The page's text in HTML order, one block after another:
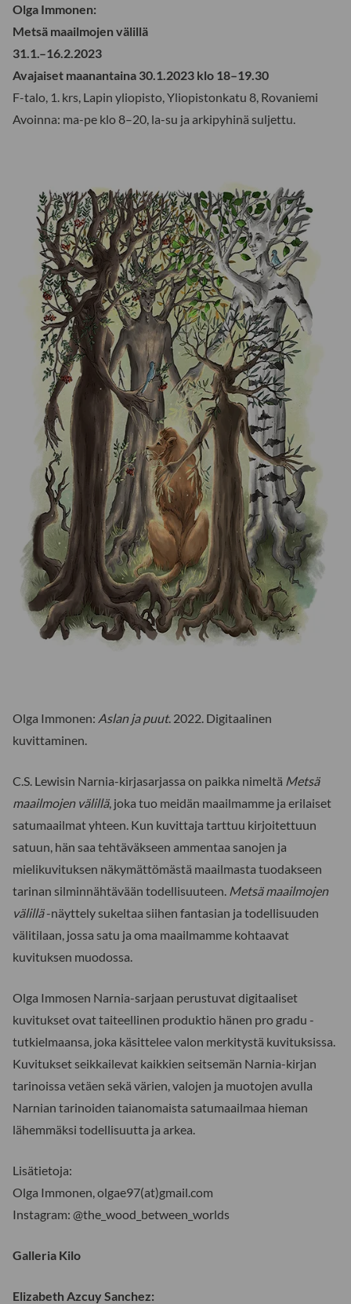
Olga Immonen:
Metsä maailmojen välillä
31.1.–16.2.2023
Avajaiset maanantaina 30.1.2023 klo 18–19.30
F-talo, 1. krs, Lapin yliopisto, Yliopistonkatu 8, Rovaniemi
Avoinna: ma-pe klo 8–20, la-su ja arkipyhinä suljettu.
Olga Immonen: Aslan ja puut. 2022. Digitaalinen
kuvittaminen.
C.S. Lewisin Narnia-kirjasarjassa on paikka nimeltä Metsä
maailmojen välillä, joka tuo meidän maailmamme ja erilaiset
satumaailmat yhteen. Kun kuvittaja tarttuu kirjoitettuun
satuun, hän saa tehtäväkseen ammentaa sanojen ja
mielikuvituksen näkymättömästä maailmasta tuodakseen
tarinan silminnähtävään todellisuuteen. Metsä maailmojen
välillä-näyttely sukeltaa siihen fantasian ja todellisuuden
välitilaan, jossa satu ja oma maailmamme kohtaavat
kuvituksen muodossa.
Olga Immosen Narnia-sarjaan perustuvat digitaaliset
kuvitukset ovat taiteellinen produktio hänen pro gradu -
tutkielmaansa, joka käsittelee valon merkitystä kuvituksissa.
Kuvitukset seikkailevat kaikkien seitsemän Narnia-kirjan
tarinoissa vetäen sekä värien, valojen ja muotojen avulla
Narnian tarinoiden taianomaista satumaailmaa hieman
lähemmäksi todellisuutta ja arkea.
Lisätietoja:
Olga Immonen, olgae97(at)gmail.com
Instagram: @the_wood_between_worlds
Galleria Kilo
Elizabeth Azcuy Sanchez: